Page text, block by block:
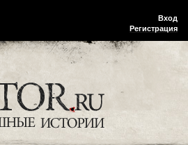
Вход
Регистрация